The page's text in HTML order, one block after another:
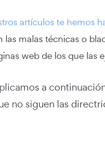
artículos te hemos
las malas técnicas o
web de los que las
a
no siguen las